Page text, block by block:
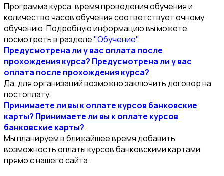
Программа курса, время проведения обучения и
количество часов обучения соответствует очному
обучению. Подробную информацию вы можете
посмотреть в разделе"Обучение"
Предусмотрена ли у вас оплата после
прохождения курса? Предусмотрена ли у вас
оплата после прохождения курса?
Да, для организаций возможно заключить договор на
постоплату.
Принимаете ли вы к оплате курсов банковские
карты? Принимаете ли вы к оплате курсов
банковские карты?
Мы планируем в ближайшее время добавить
возможность оплаты курсов банковскими картами
прямо с нашего сайта.